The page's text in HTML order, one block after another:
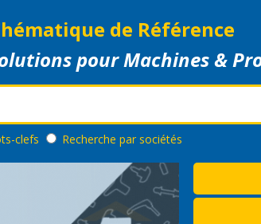
de Référence
pour Machines &
clefs Recherche par sociétés